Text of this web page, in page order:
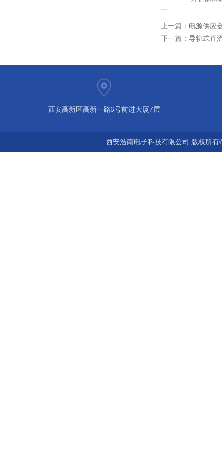
上一篇： 电源供应
下一篇： 导轨式直
西安高新区高新一路6号前进大厦7层
西安浩南电子科技有限公司 版权所